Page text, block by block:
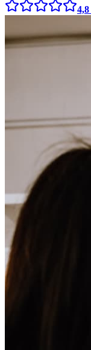
4,8